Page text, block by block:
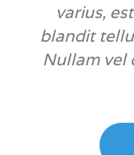
varius,
blandit
Nullam vel